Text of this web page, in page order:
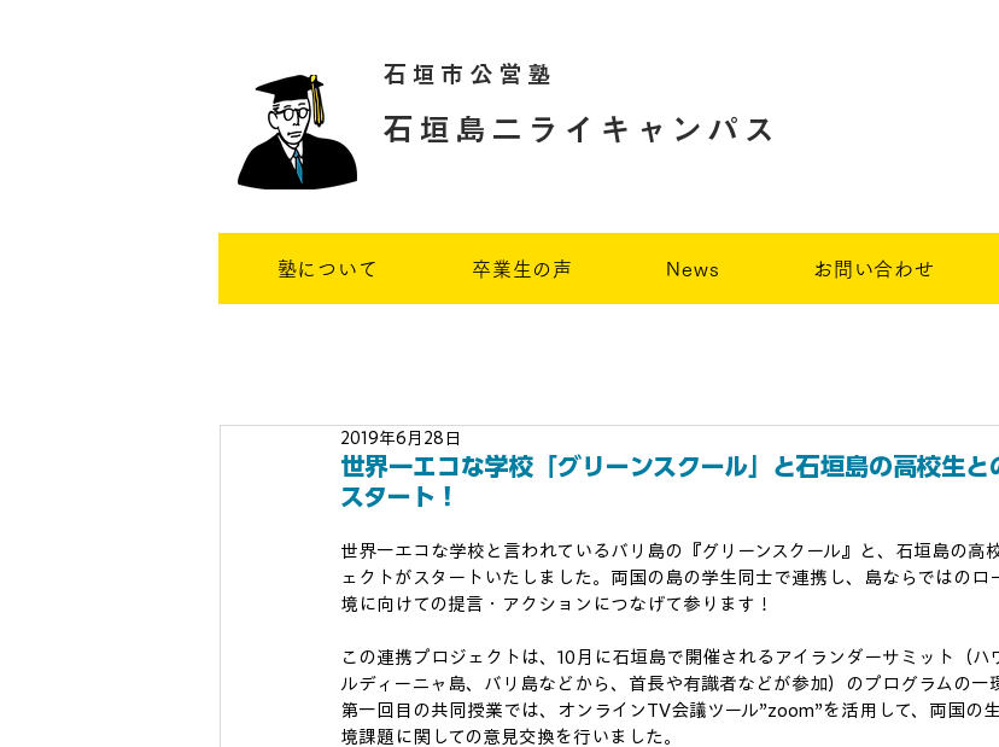
石垣市公営塾
石垣島二ライキャンパス
塾について 卒業生の声 News お問い合わせ
世界一エコな学校「グリーンスクール」と石垣島の高校生
スタート！
2019年6月28日
世界一エコな学校と言われているバリ島の『グリーンスクール』と、石垣島の高
ェクトがスタートいたしました。両国の島の学生同士で連携し、島ならではのロ
境に向けての提言・アクションにつなげて参ります！
この連携プロジェクトは、10月に石垣島で開催されるアイランダーサミット（ハ
ルディーニャ島、バリ島などから、首長や有識者などが参加）のプログラムの一
第一回目の共同授業では、オンラインTV会議ツール”zoom”を活用して、両国の
境課題に関しての意見交換を行いました。